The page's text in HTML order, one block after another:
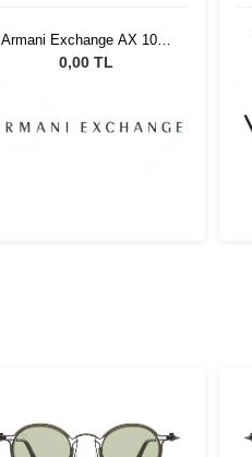
Armani Exchange AX 1037
6106 55
0,00 TL